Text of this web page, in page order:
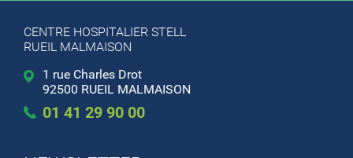
CENTRE HOSPITALIER STELL
RUEIL MALMAISON
1 rue Charles Drot
92500 RUEIL MALMAISON
01 41 29 90 00